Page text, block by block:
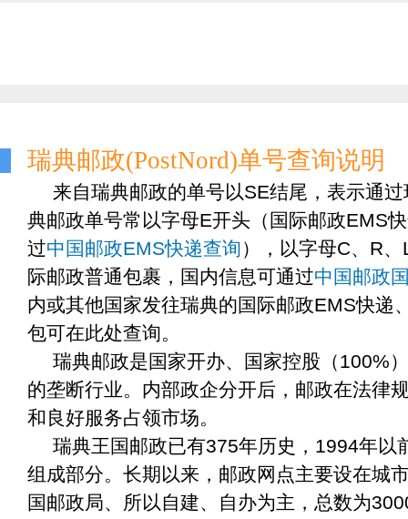
瑞典邮政(PostNord)单号查询说明
来自瑞典邮政的单号以SE结尾，表示通
典邮政单号常以字母E开头（国际邮政EMS
过中国邮政EMS快递查询），以字母C、R
际邮政普通包裹，国内信息可通过中国邮政
内或其他国家发往瑞典的国际邮政EMS快递
包可在此处查询。
瑞典邮政是国家开办、国家控股（100%
的垄断行业。内部政企分开后，邮政在法律
和良好服务占领市场。
瑞典王国邮政已有375年历史，1994年以
组成部分。长期以来，邮政网点主要设在城
国邮政局、所以自建、自办为主，总数为